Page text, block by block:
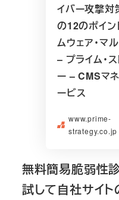
イバー攻撃対
の12のポイン
ムウェア・マ
– プライム・
ー – CMSマ
ービス
www.prime-
strategy.co.jp
無料簡易脆弱性
試して自社サイ